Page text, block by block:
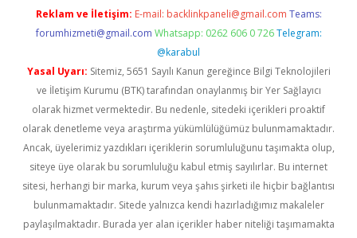
Reklam ve İletişim: E-mail: backlinkpaneli@gmail.com Teams:
forumhizmeti@gmail.com Whatsapp: 0262 606 0 726 Telegram:
@karabul
Yasal Uyarı: Sitemiz, 5651 Sayılı Kanun gereğince Bilgi Teknolojileri
ve İletişim Kurumu (BTK) tarafından onaylanmış bir Yer Sağlayıcı
olarak hizmet vermektedir. Bu nedenle, sitedeki içerikleri proaktif
olarak denetleme veya araştırma yükümlülüğümüz bulunmamaktadır.
Ancak, üyelerimiz yazdıkları içeriklerin sorumluluğunu taşımakta olup,
siteye üye olarak bu sorumluluğu kabul etmiş sayılırlar. Bu internet
sitesi, herhangi bir marka, kurum veya şahıs şirketi ile hiçbir bağlantısı
bulunmamaktadır. Sitede yalnızca kendi hazırladığımız makaleler
paylaşılmaktadır. Burada yer alan içerikler haber niteliği taşımamakta